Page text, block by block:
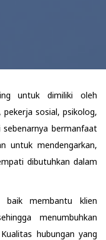
untuk dimiliki oleh
sosial, psikolog,
bermanfaat
untuk mendengarkan,
dibutuhkan dalam
baik membantu klien
menumbuhkan
hubungan yang